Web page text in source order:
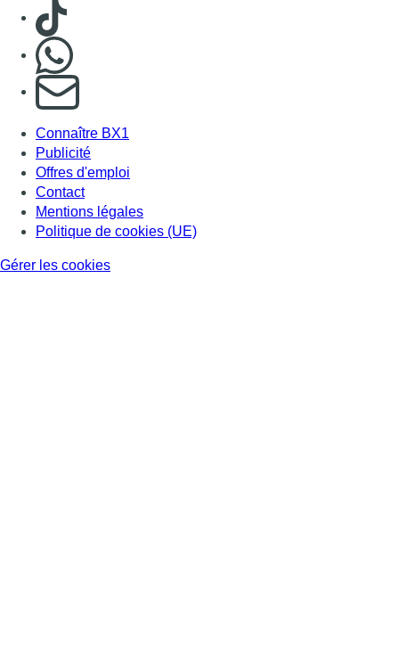
Consulter TikTok
S'abonner à notre newsletter
Connaître BX1
Publicité
Offres d'emploi
Contact
Mentions légales
Politique de cookies (UE)
Gérer les cookies